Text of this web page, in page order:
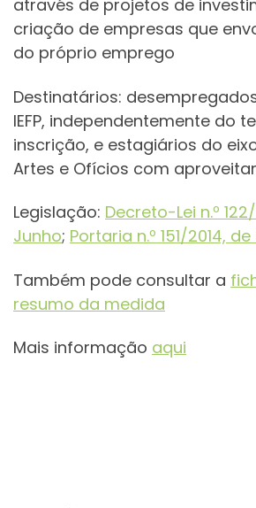
através de projetos de
criação de empresas que
do próprio emprego
Destinatários:
IEFP, independentemente do
inscrição, e estagiários do
Artes e Ofícios com
Legislação: Decreto-Lei n.º
Junho; Portaria n.º 151/2014,
Também pode consultar a
resumo da medida
Mais informação aqui